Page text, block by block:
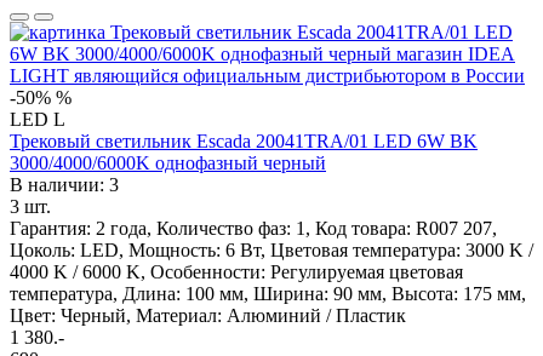
-50% %
LED L
Трековый светильник Escada 20041TRA/01 LED 6W BK
3000/4000/6000K однофазный черный
В наличии: 3
3 шт.
Гарантия: 2 года, Количество фаз: 1, Код товара: R007 207,
Цоколь: LED, Мощность: 6 Вт, Цветовая температура: 3000 K /
4000 K / 6000 K, Особенности: Регулируемая цветовая
температура, Длина: 100 мм, Ширина: 90 мм, Высота: 175 мм,
Цвет: Черный, Материал: Алюминий / Пластик
1 380.-